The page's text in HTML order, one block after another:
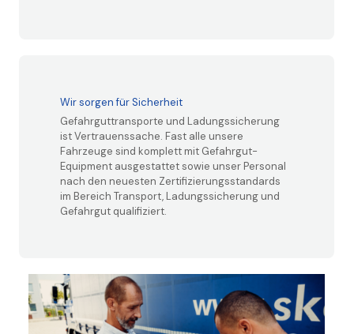
Wir sorgen für Sicherheit
Gefahrguttransporte und Ladungssicherung
ist Vertrauenssache. Fast alle unsere
Fahrzeuge sind komplett mit Gefahrgut-
Equipment ausgestattet sowie unser Personal
nach den neuesten Zertifizierungsstandards
im Bereich Transport, Ladungssicherung und
Gefahrgut qualifiziert.